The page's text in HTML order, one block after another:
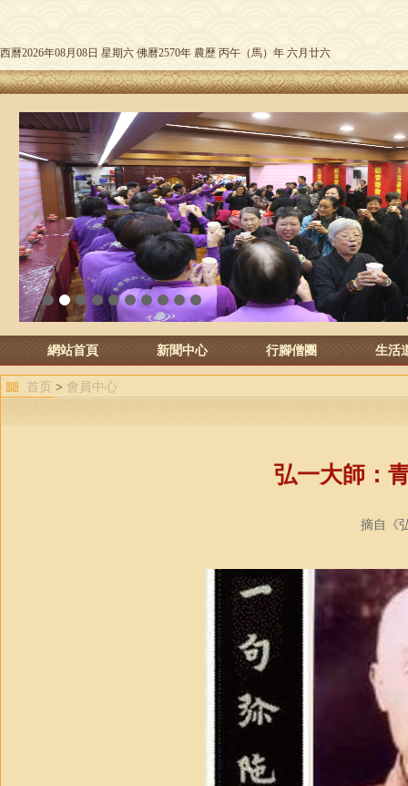
西曆2026年08月08日 星期六 佛曆2570年 農歷 丙午（馬）年 六月廿六
1 2 3 4 5 6 7 8 9 10
網站首頁 新聞中心 行腳僧團 生活
首页 > 會員中心
弘一大師：
摘自《